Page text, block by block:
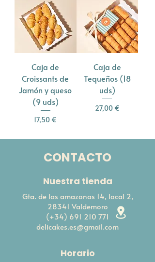
Caja de
Croissants de
Jamón y queso
(9 uds)
Precio
17,50 €
Caja de
Tequeños (18
uds)
Precio
27,00 €
CONTACTO
Nuestra tienda
Gta. de las amazonas 14, local 2,
28341 Valdemoro
(+34) 691 210 771
delicakes.es@gmail.com
Horario